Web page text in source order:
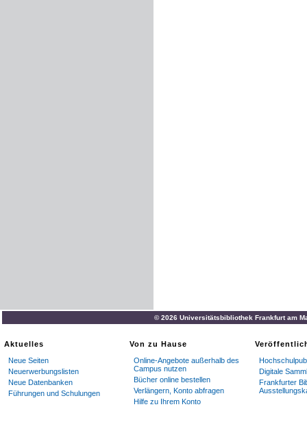
© 2026 Universitätsbibliothek Frankfurt am
Aktuelles
Neue Seiten
Neuerwerbungslisten
Neue Datenbanken
Führungen und Schulungen
Von zu Hause
Online-Angebote außerhalb des
Campus nutzen
Bücher online bestellen
Verlängern, Konto abfragen
Hilfe zu Ihrem Konto
Digitale
Frankfurter